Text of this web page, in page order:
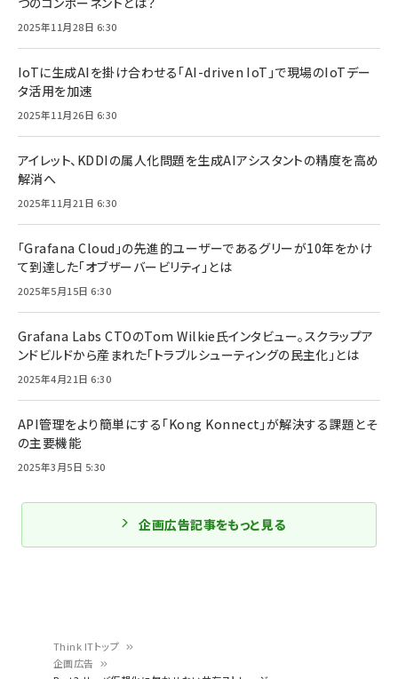
Think ITトップ
企画広告
2025年11月28日 6:30
IoTに生成AIを掛け合わせる「AI-driven IoT」で現場のIoTデー
タ活用を加速
2025年11月26日 6:30
アイレット、KDDIの属人化問題を生成AIアシスタントの精度を高め
解消へ
2025年11月21日 6:30
「Grafana Cloud」の先進的ユーザーであるグリーが10年をかけ
て到達した「オブザーバービリティ」とは
2025年5月15日 6:30
Grafana Labs CTOのTom Wilkie氏インタビュー。スクラップア
ンドビルドから産まれた「トラブルシューティングの民主化」とは
2025年4月21日 6:30
API管理をより簡単にする「Kong Konnect」が解決する課題とそ
の主要機能
2025年3月5日 5:30
企画広告記事をもっと見る